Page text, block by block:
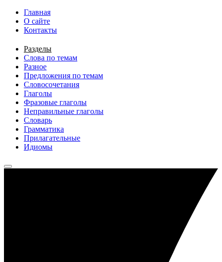
Перейти к основному содержанию
Главная
О сайте
Контакты
Разделы
Слова по темам
Разное
Предложения по темам
Словосочетания
Глаголы
Фразовые глаголы
Неправильные глаголы
Словарь
Грамматика
Прилагательные
Идиомы